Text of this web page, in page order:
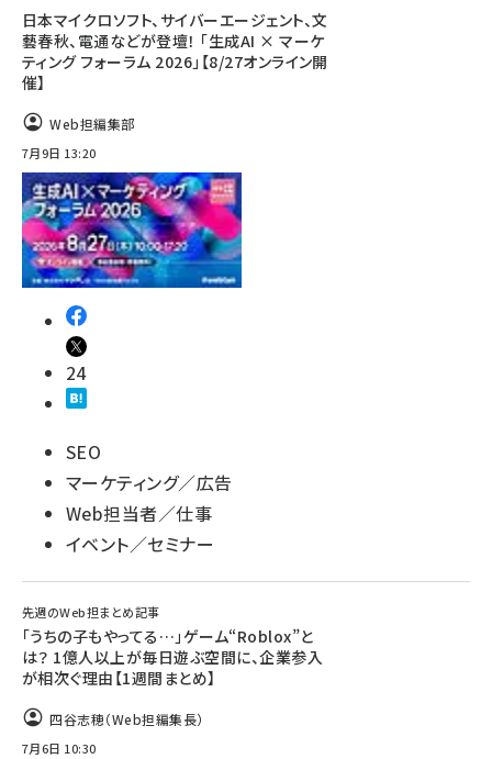
日本マイクロソフト、サイバーエージェント、文
藝春秋、電通などが登壇！ 「生成AI × マーケ
ティング フォーラム 2026」【8/27オンライン開
催】
Web担編集部
7月9日 13:20
24
SEO
マーケティング／広告
Web担当者／仕事
イベント／セミナー
先週のWeb担まとめ記事
「うちの子もやってる…」ゲーム“Roblox”と
は？ 1億人以上が毎日遊ぶ空間に、企業参入
が相次ぐ理由【1週間まとめ】
四谷志穂（Web担編集長）
7月6日 10:30